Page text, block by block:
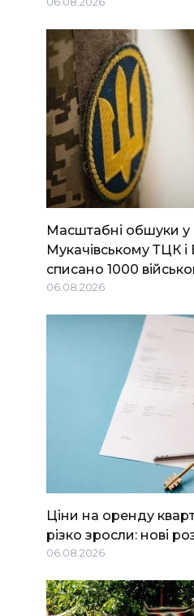
Масштабні обшуки у
Мукачівському ТЦК
списано 1000
06.08.2026
Ціни на оренду
різко зросли: нові
06.08.2026